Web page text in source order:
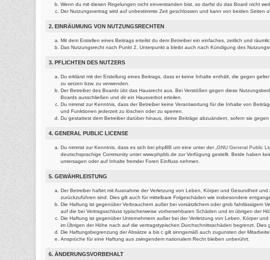
Wenn du mit diesen Regelungen nicht einverstanden bist, so darfst du das Board nicht
Der Nutzungsvertrag wird auf unbestimmte Zeit geschlossen und kann von beiden Seiten
2. EINRÄUMUNG VON NUTZUNGSRECHTEN
Mit dem Erstellen eines Beitrags erteilst du dem Betreiber ein einfaches, zeitlich und
Das Nutzungsrecht nach Punkt 2, Unterpunkt a bleibt auch nach Kündigung des
3. PFLICHTEN DES NUTZERS
Du erklärst mit der Erstellung eines Beitrags, dass er keine Inhalte enthält, die gegen
zu setzen bzw. zu verwenden.
Der Betreiber des Boards übt das Hausrecht aus. Bei Verstößen gegen diese
Boards ausschließen und dir ein Hausverbot erteilen.
Du nimmst zur Kenntnis, dass der Betreiber keine Verantwortung für die Inhalte von
und Funktionen jederzeit zu löschen oder zu sperren.
Du gestattest dem Betreiber darüber hinaus, deine Beiträge abzuändern, sofern sie
4. GENERAL PUBLIC LICENSE
Du nimmst zur Kenntnis, dass es sich bei phpBB um eine unter der „ GNU General Public
deutschsprachige Community unter www.phpbb.de zur Verfügung gestellt. Beide haben
untersagen oder auf Inhalte fremder Foren Einfluss nehmen.
5. GEWÄHRLEISTUNG
Der Betreiber haftet mit Ausnahme der Verletzung von Leben, Körper und Gesundheit
zurückzuführen sind. Dies gilt auch für mittelbare Folgeschäden wie insbesondere
Die Haftung ist gegenüber Verbrauchern außer bei vorsätzlichem oder grob fahrlässigem
auf die bei Vertragsschluss typischerweise vorhersehbaren Schäden und im übrigen der
Die Haftung ist gegenüber Unternehmern außer bei der Verletzung von Leben, Körper
im Übrigen der Höhe nach auf die vertragstypischen Durchschnittsschäden begrenzt.
Die Haftungsbegrenzung der Absätze a bis c gilt sinngemäß auch zugunsten der
Ansprüche für eine Haftung aus zwingendem nationalem Recht bleiben unberührt.
6. ÄNDERUNGSVORBEHALT